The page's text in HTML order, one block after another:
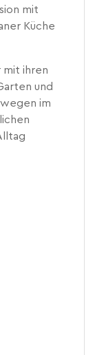
mit
Küche
mit ihren
und
im